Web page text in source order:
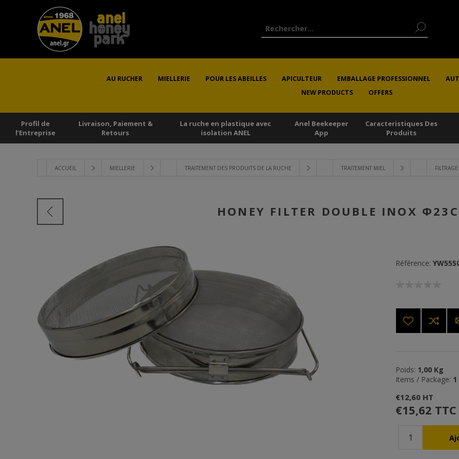
AU RUCHER MIELLERIE POUR LES ABEILLES APICULTEUR EMBALLAGE PROFESSIONNEL
NEW PRODUCTS
OFFERS
Profil de
l’Εntreprise
Livraison, Paiement &
Retours
La ruche en plastique avec
isolation ANEL
Anel Beekeeper
App
Caracteristiques Des
Produits
ACCUEIL MIELLERIE TRAITEMENT DES PRODUITS DE LA RUCHE TRAITEMENT MIEL FILTRAGE
HONEY FILTER DOUBLE INOX
Référence:
Poids: 1,00 Kg
Items / Package: 1
€12,60 HT
€15,62 TTC